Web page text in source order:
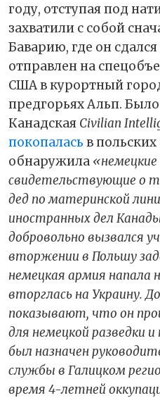
году, отступая под
захватили с собой
Баварию, где он
отправлен на
США в курортный
предгорьях Альп. Было
Канадская Civilian
покопалась в
обнаружила
свидетельствующие о
дед по материнской
иностранных дел
добровольно вызвался
вторжении в Польшу
немецкая армия напала
вторглась на Украину.
показывают, что он
для немецкой разведки
был назначен
службы в Галицком
время 4-летней